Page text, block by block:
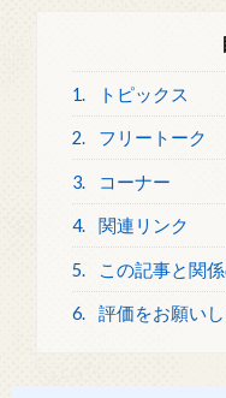
1. トピックス
2. フリートーク
3. コーナー
4. 関連リンク
5. この記事と関
6. 評価をお願い